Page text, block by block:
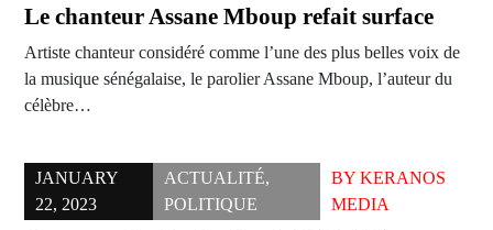
Le chanteur Assane Mboup refait surface
Artiste chanteur considéré comme l’une des plus belles voix de
la musique sénégalaise, le parolier Assane Mboup, l’auteur du
célèbre…
JANUARY
22, 2023
ACTUALITÉ,
POLITIQUE
BY KERANOS
MEDIA